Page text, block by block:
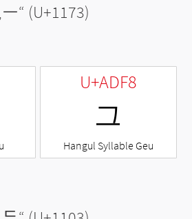
ᅳ“ (U+1173)
U+ADF8
그
Hangul Syllable Geu